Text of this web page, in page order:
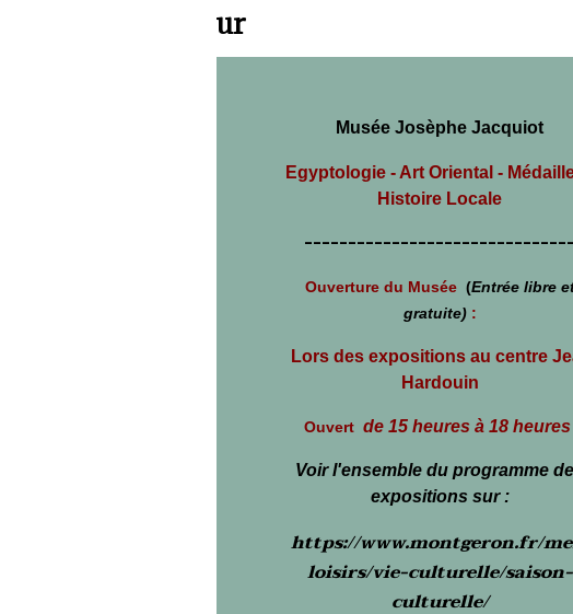
ur
Musée Josèphe Jacquiot
Egyptologie - Art Oriental -
Histoire Locale
-------------------------------
Ouverture du Musée (Entrée libre
gratuite) :
Lors des expositions au centre
Hardouin
Ouvert de 15 heures à 18 heures
Voir l'ensemble du programme
expositions sur :
https://www.montgeron.fr/
loisirs/vie-culturelle/saison-
culturelle/